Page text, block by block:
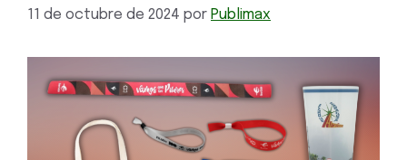
11 de octubre de 2024 por Publimax